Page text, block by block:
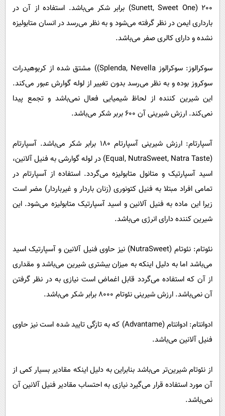
(Sunett, Sweet One) 200 برابر شکر می‌‌باشد. استفاده از آن در
بارداری ایمن در نظر گرفته می‌‌شود و به نظر می‌‌رسد در انسان متابولیزه
نشده و دارای کالری صفر می‌باشد.
سوکرالوز: سوکرالوز Splenda, Nevella)) مشتق شده از کربوهیدرات
سوکروز بوده و به نظر می‌رسد بدون تغییر از لوله گوارش عبور می‌‌کند.
این شیرین کننده از لحاظ شیمیایی فعال نمی‌باشد و تجمع پیدا
نمی‌کند. ارزش شیرینی آن 600 بربر شکر می‌‌باشد.
آسپارتام: ارزش شیرینی آسپارتام 180 برابر شکر می‌‌باشد. آسپارتام
(Equal, NutraSweet, Natra Taste) در لوله گوارشی به فنیل آلانین،
اسید آسپارتیک و متانول متابولیزه می‌‌گردد. استفاده از آسپارتام در
تمامی افراد مبتلا به فنیل کتونوری (زنان باردار و غیرباردار) مضر است
زیرا این ماده به فنیل آلانین و اسید آسپارتیک متابولیزه می‌‌شود. این
شیرین کننده دارای انرژی می‌‌باشد.
نئوتام: نئوتام (NutraSweet) نیز حاوی فنیل آلانین و آسپارتیک اسید
می‌‌باشد اما به دلیل اینکه به میزان بیشتری شیرین می‌‌باشد و مقداری
از آن که استفاده می‌‌گردد قابل اغماض است نیازی به در نظر گرفتن
آن نمی‌‌باشد. ارزش شیرینی نئوتام 8000 برابر شکر می‌‌باشد.
ادوانتام: ادوانتام (Advantame) که به تازگی تایید شده است نیز حاوی
فنیل آلانین می‌‌باشد.
از نئوتام شیرین‌تر می‌‌باشد بنابراین به دلیل اینکه مقادیر بسیار کمی از
آن مورد استفاده قرار می‌گیرد نیازی به احتساب مقادیر فنیل آلانین آن
نمی‌‌باشد.